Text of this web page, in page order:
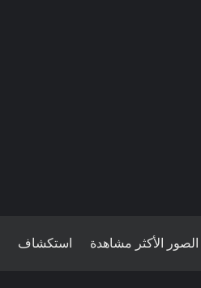
استكشاف الصور الأكثر مشاهدة